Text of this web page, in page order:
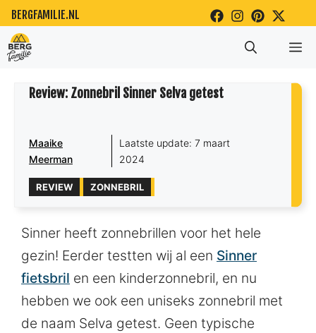
Ga
naar
de
BERGFAMILIE.NL
Review: Zonnebril Sinner Selva getest
Maaike
Meerman
Laatste update: 7 maart
2024
REVIEW ZONNEBRIL
Sinner heeft zonnebrillen voor het hele
gezin! Eerder testten wij al een Sinner
fietsbril en een kinderzonnebril, en nu
hebben we ook een uniseks zonnebril met
de naam Selva getest. Geen typische